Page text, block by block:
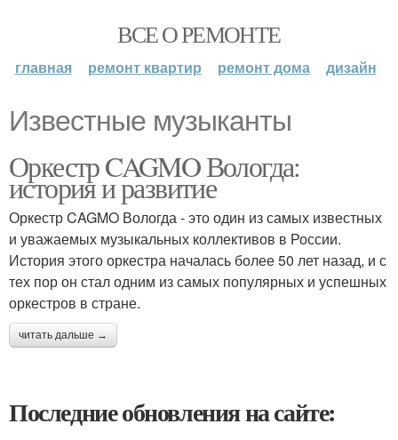
ВСЕ О РЕМОНТЕ
главная ремонт квартир ремонт дома дизайн
Известные музыканты
Оркестр CAGMO Вологда:
история и развитие
Оркестр CAGMO Вологда - это один из самых известных
и уважаемых музыкальных коллективов в России.
История этого оркестра началась более 50 лет назад, и с
тех пор он стал одним из самых популярных и успешных
оркестров в стране.
читать дальше →
Последние обновления на сайте: